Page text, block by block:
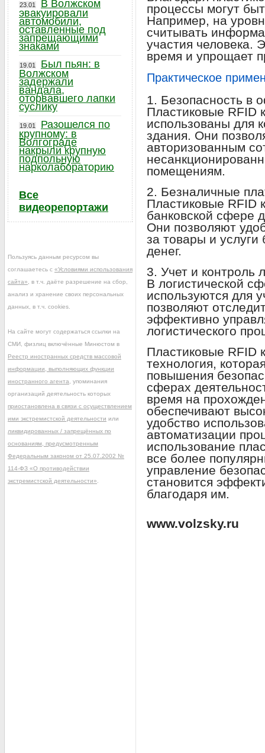
процессы могут
Например, на
считывать
участия человека.
время и упрощает
Практическое
1. Безопасность в
Пластиковые RFID
использованы для
здания. Они
авторизованным
помещениям.
2. Безналичные
Пластиковые RFID
банковской сфере
Они позволяют
за товары и услуги
денег.
3. Учет и контроль
В логистической
используются для
позволяют
эффективно
логистического
Пластиковые RFID
технология,
повышения
сферах
время на
обеспечивают
удобство
автоматизации
использование
все более
управление
становится
благодаря им.
www.volzsky.ru
23.01
В Волжском
эвакуировали
автомобили,
оставленные под
запрещающими
знаками
19.01
Был пьян: в
Волжском
задержали
вандала,
оторвавшего лапки
суслику
19.01
Разошелся по
крупному: в
Волгограде
накрыли крупную
подпольную
нарколабораторию
Все
видеорепортажи
Пользуясь данным ресурсом вы
соглашаетесь с «Условиями использования
сайта» , в т.ч. даёте разрешение на сбор,
анализ и хранение своих персональных
данных, в т.ч. cookies.
На сайте могут содержаться ссылки на
СМИ, физлиц включённые Минюстом в
Реестр иностранных средств массовой
информации, выполняющих функции
иностранного агента , упоминания
организаций деятельность которых
приостановлена в связи с осуществлением
ими экстремистской деятельности или
ликвидированных / запрещённых по
основаниям, предусмотренным
Федеральным законом от 25.07.2002 №
114-ФЗ «О противодействии
экстремистской деятельности»